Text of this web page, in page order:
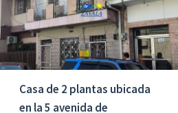
Casa de 2 plantas ubicada
en la 5 avenida de